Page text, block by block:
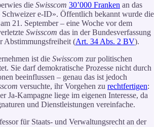
die Swisscom 30’000 Franken an das
Schweizer e-ID». Öffentlich bekannt wurde die
21. September – eine Woche vor dem
Swisscom das in der Bundesverfassung
Abstimmungsfreiheit (Art. 34 Abs. 2 BV).
ist die Swisscom zur politischen
Sie darf demokratische Prozesse nicht durch
beeinflussen – genau das ist jedoch
versuchte, ihr Vorgehen zu rechtfertigen:
Ja-Kampagne liege im eigenen Interesse, da
und Dienstleistungen vereinfache.
für Staats- und Verwaltungsrecht an der